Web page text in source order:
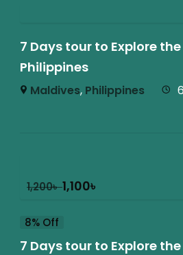
7 Days tour to Explore
Philippines
Maldives, Philippines
1,200৳1,100৳
8% Off
7 Days tour to Explore